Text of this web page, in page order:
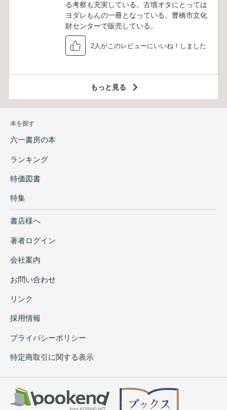
る考察も充実している。古墳オタにとっては
ヨダレもんの一冊となっている。豊橋市文化
財センターで販売している。
2人がこのレビューにいいね！しました
もっと見る
本を探す
六一書房の本
ランキング
特価図書
特集
書店様へ
著者ログイン
会社案内
お問い合わせ
リンク
採用情報
プライバシーポリシー
特定商取引に関する表示